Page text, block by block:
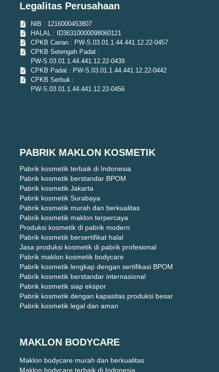
Legalitas Perusahaan
NIB : 1216000453807
HALAL : ID36310000098060121
CPKB Cairan : PW-S.03.01.1.44.441.12.22-0457
CPKB Setengah Padat :
PW-S.03.01.1.44.441.12.22-0439
CPKB Padat : PW-S.03.01.1.44.441.12.22-0442
CPKB Serbuk :
PW-S.03.01.1.44.441.12.22-0456
PABRIK MAKLON KOSMETIK
Pabrik kosmetik terbaik di Indonesia
Pabrik kosmetik berstandar BPOM
Pabrik kosmetik Jakarta
Pabrik kosmetik Surabaya
Pabrik kosmetik murah dan berkualitas
Pabrik kosmetik maklon terpercaya
Produksi kosmetik di pabrik modern
Pabrik kosmetik bersertifikat halal
Jasa produksi kosmetik di pabrik profesional
Pabrik maklon kosmetik bodycare
Pabrik kosmetik lengkap dengan sertifikasi BPOM
Pabrik kosmetik berstandar internasional
Pabrik kosmetik siap ekspor
Pabrik kosmetik dengan kapasitas produksi besar
Pabrik kosmetik legal dan aman
MAKLON BODYCARE
Maklon bodycare murah dan berkualitas
Maklon bodycare terbaik di Indonesia